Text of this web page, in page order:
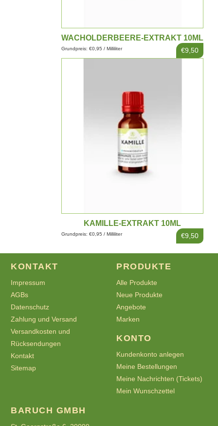
WACHOLDERBEERE-EXTRAKT 10ML
€9,50
Grundpreis: €0,95 / Milliliter
KAMILLE-EXTRAKT 10ML
€9,50
Grundpreis: €0,95 / Milliliter
KONTAKT
Impressum
AGBs
Datenschutz
Zahlung und Versand
Versandkosten und
Rücksendungen
Kontakt
Sitemap
PRODUKTE
Alle Produkte
Neue Produkte
Angebote
Marken
KONTO
Kundenkonto anlegen
Meine Bestellungen
Meine Nachrichten (Tickets)
Mein Wunschzettel
BARUCH GMBH